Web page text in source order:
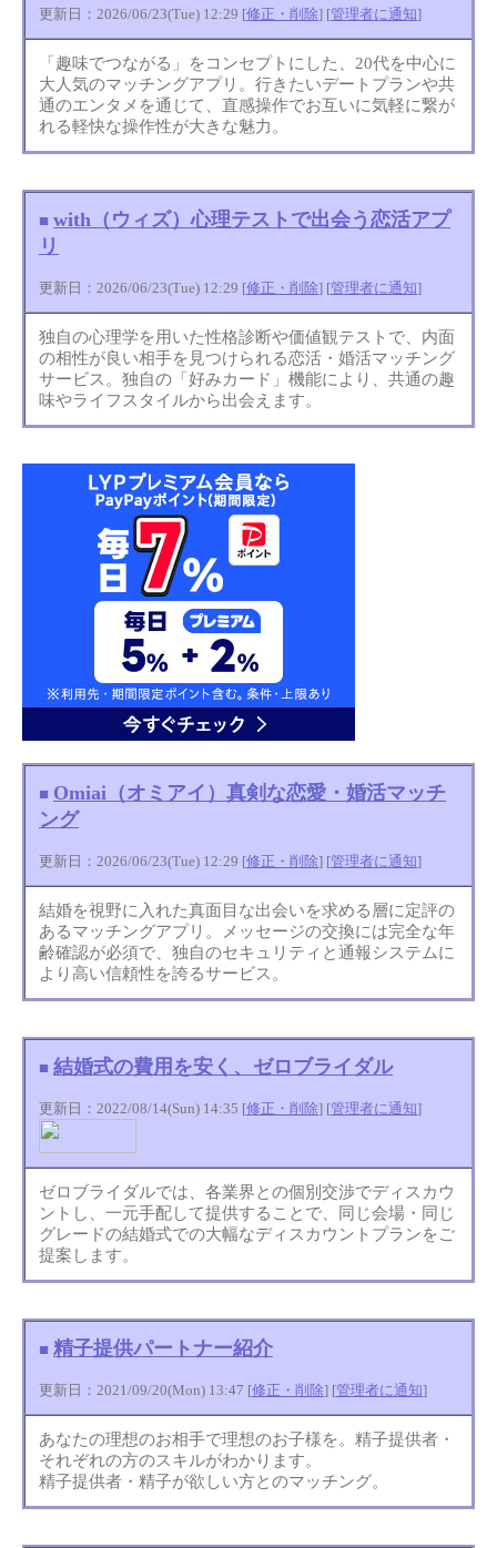
更新日：2026/06/23(Tue) 12:29 [修正・削除] [管理者に通知]
「趣味でつながる」をコンセプトにした、20代を中心に
大人気のマッチングアプリ。行きたいデートプランや共
通のエンタメを通じて、直感操作でお互いに気軽に繋が
れる軽快な操作性が大きな魅力。
■ with（ウィズ）心理テストで出会う恋活アプ
リ
更新日：2026/06/23(Tue) 12:29 [修正・削除] [管理者に通知]
独自の心理学を用いた性格診断や価値観テストで、内面
の相性が良い相手を見つけられる恋活・婚活マッチング
サービス。独自の「好みカード」機能により、共通の趣
味やライフスタイルから出会えます。
■ Omiai（オミアイ）真剣な恋愛・婚活マッチ
ング
更新日：2026/06/23(Tue) 12:29 [修正・削除] [管理者に通知]
結婚を視野に入れた真面目な出会いを求める層に定評の
あるマッチングアプリ。メッセージの交換には完全な年
齢確認が必須で、独自のセキュリティと通報システムに
より高い信頼性を誇るサービス。
■ 結婚式の費用を安く、ゼロブライダル
更新日：2022/08/14(Sun) 14:35 [修正・削除] [管理者に通知]
ゼロブライダルでは、各業界との個別交渉でディスカウ
ントし、一元手配して提供することで、同じ会場・同じ
グレードの結婚式での大幅なディスカウントプランをご
提案します。
■ 精子提供パートナー紹介
更新日：2021/09/20(Mon) 13:47 [修正・削除] [管理者に通知]
あなたの理想のお相手で理想のお子様を。精子提供者・
それぞれの方のスキルがわかります。
精子提供者・精子が欲しい方とのマッチング。